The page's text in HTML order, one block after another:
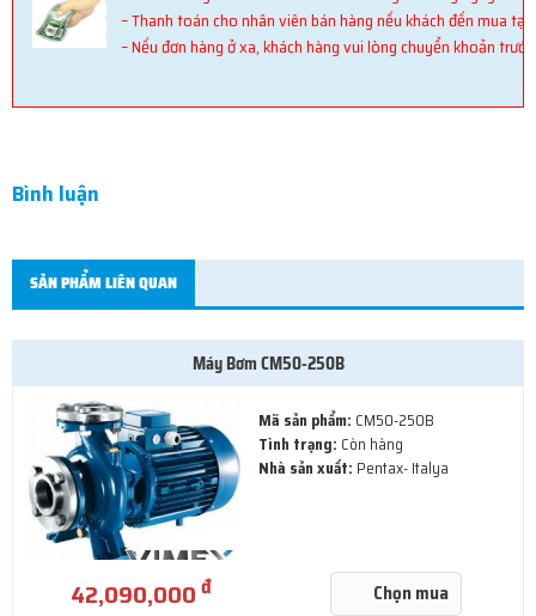
– Thanh toán cho nhân viên bán hàng nếu khách đến mua tại
– Nếu đơn hàng ở xa, khách hàng vui lòng chuyển khoản trước
Bình luận
SẢN PHẨM LIÊN QUAN
Máy Bơm CM50-250B
Mã sản phẩm: CM50-250B
Tình trạng: Còn hàng
Nhà sản xuất: Pentax- Italya
42,090,000đ Chọn mua